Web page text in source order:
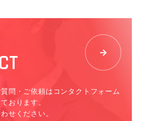
問・ご依頼はコンタクトフォーム
おります。
せください。